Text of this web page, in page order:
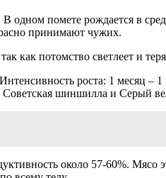
помете рождается в
принимают чужих.
как потомство светлеет и
роста: 1 месяц –
Советская шиншилла и Серый
около 57-60%.